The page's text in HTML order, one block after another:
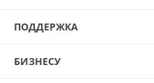
ПОДДЕРЖКА
БИЗНЕСУ